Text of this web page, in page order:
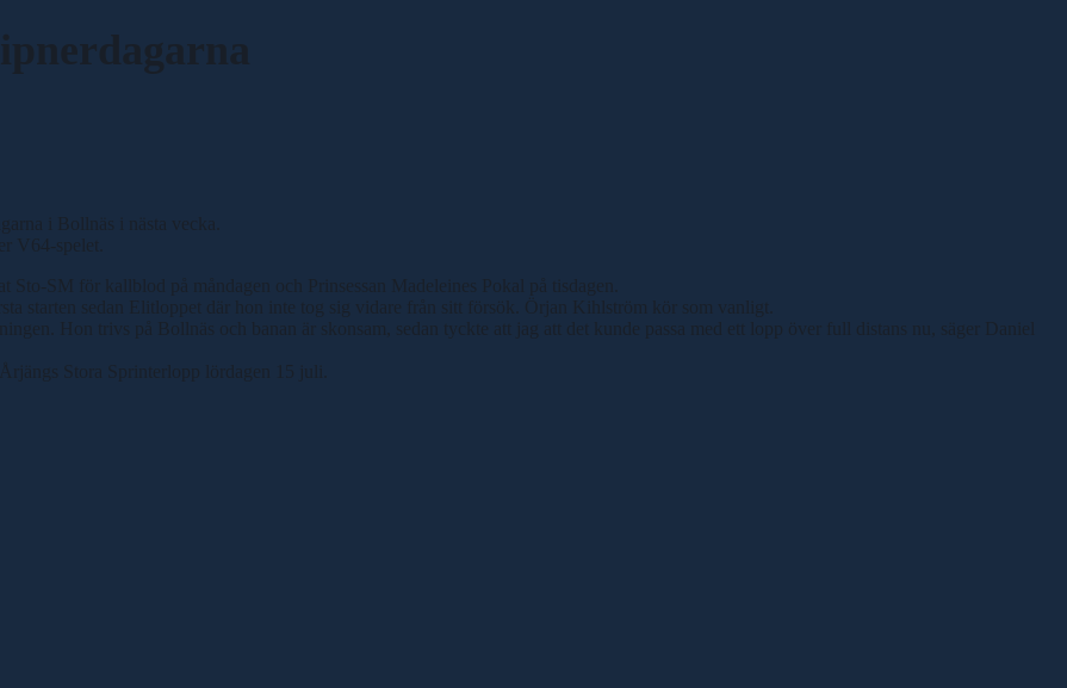
i Bollnäs i nästa vecka.
V64-spelet.
SM för kallblod på måndagen och Prinsessan Madeleines Pokal på tisdagen.
starten sedan Elitloppet där hon inte tog sig vidare från sitt försök. Örjan Kihlström kör som vanligt.
Hon trivs på Bollnäs och banan är skonsam, sedan tyckte att jag att det kunde passa med ett lopp över full distans nu, säger Daniel
Stora Sprinterlopp lördagen 15 juli.